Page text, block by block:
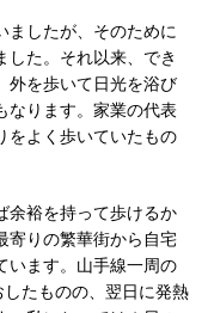
ましたが、そのために
した。それ以来、でき
外を歩いて日光を浴び
なります。家業の代表
をよく歩いていたもの
余裕を持って歩けるか
寄りの繁華街から自宅
います。山手線一周の
たものの、翌日に発熱